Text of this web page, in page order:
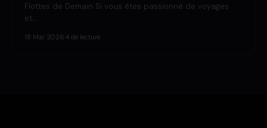
Flottes de Demain Si vous êtes passionné de voyages
et…
18 Mai 2026 4 de lecture